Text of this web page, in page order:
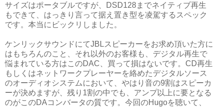
サイズはポータブルですが、DSD128までネイティブ再生
もできて、はっきり言って据え置き型を凌駕するスペック
です。本当にビックリしました。
ケンリックサウンドにてJBLスピーカーをお求め頂いた方に
はもちろんのこと、それ以外のお客様も、デジタル再生で
悩まれている方はこのDAC、買って損はないです。CD再生
もしくはネットワークプレーヤーを絡めたデジタルソース
のオーディオシステムにおいて、やはり音の9割はスピーカ
ーが決めますが、残り1割の中でも、アンプ以上に要となる
のがこのDAコンバータの質です。今回のHugoを聴いて、